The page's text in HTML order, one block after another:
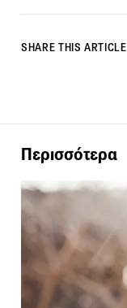
SHARE THIS ARTICLE
Περισσότερα